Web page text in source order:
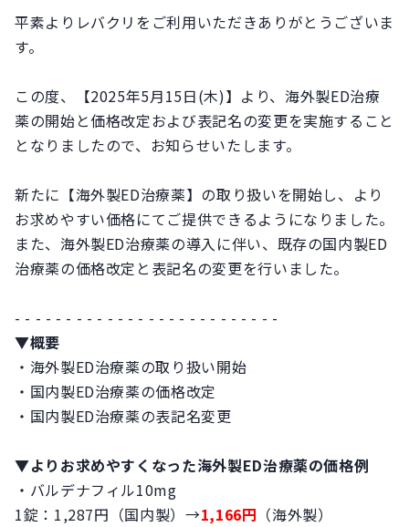
平素よりレバクリをご利用いただきありがとうございま
す。
この度、【2025年5月15日(木)】より、海外製ED治療
薬の開始と価格改定および表記名の変更を実施すること
となりましたので、お知らせいたします。
新たに【海外製ED治療薬】の取り扱いを開始し、より
お求めやすい価格にてご提供できるようになりました。
また、海外製ED治療薬の導入に伴い、既存の国内製ED
治療薬の価格改定と表記名の変更を行いました。
- - - - - - - - - - - - - - - - - - - - - - - - - -
▼概要
・海外製ED治療薬の取り扱い開始
・国内製ED治療薬の価格改定
・国内製ED治療薬の表記名変更
▼よりお求めやすくなった海外製ED治療薬の価格例
・バルデナフィル10mg
1錠：1,287円（国内製）→1,166円 （海外製）